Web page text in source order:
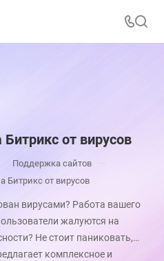
от вирусов
Поддержка сайтов —
Битрикс от вирусов
вирусами? Работа вашего
жалуются на
Не стоит паниковать,
комплексное и